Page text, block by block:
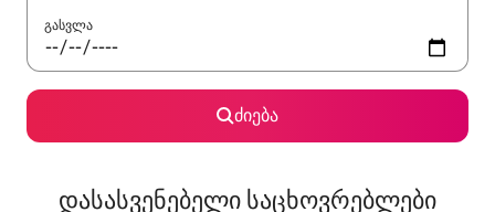
გასვლა
ძიება
დასასვენებელი საცხოვრებლები